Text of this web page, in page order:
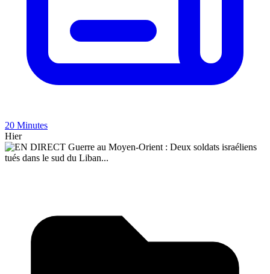
20 Minutes
Hier